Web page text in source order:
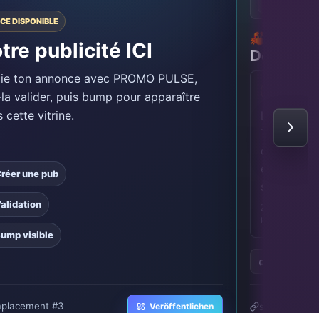
DISPONIBLE
publicité ICI
ton annonce avec PROMO PULSE,
valider, puis bump pour apparaître
cette vitrine.
une pub
visible
#3 Veröffentlichen
🦀 [FR]
LAST
TIME •
cherches
équilibré